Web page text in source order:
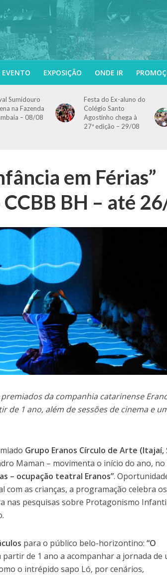
EVENTO EXPOSIÇÃO ONDE IR
Sumidouro
na Fazenda
– 08/08
Festa do Ex-aluno do
Colégio Santo
Agostinho chega à
27ª edição – 29/08
em Férias”
BH – até
da companhia catarinense
de 1 ano, além de sessões de cinema e
Grupo Eranos Círculo de Arte (Itajaí,
Maman – movimenta o início do ano, no
– ocupação teatral Eranos”.
as crianças, a programação celebra
nas pesquisas sobre Protagonismo
para o público belo-horizontino:“O
partir de 1 ano a acompanhar a jornada de
o intrépido sapo Ló, por cenários,